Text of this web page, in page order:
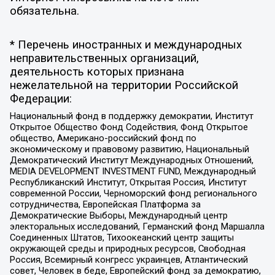
обязательна.
* Перечень иностранных и международных
неправительственных организаций,
деятельность которых признана
нежелательной на территории Российской
Федерации:
Национальный фонд в поддержку демократии, Институт
Открытое Общество Фонд Содействия, Фонд Открытое
общество, Американо-российский фонд по
экономическому и правовому развитию, Национальный
Демократический Институт Международных Отношений,
MEDIA DEVELOPMENT INVESTMENT FUND, Международный
Республиканский Институт, Открытая Россия, Институт
современной России, Черноморский фонд регионального
сотрудничества, Европейская Платформа за
Демократические Выборы, Международный центр
электоральных исследований, Германский фонд Маршалла
Соединенных Штатов, Тихоокеанский центр защиты
окружающей среды и природных ресурсов, Свободная
Россия, Всемирный конгресс украинцев, Атлантический
совет, Человек в беде, Европейский фонд за демократию,